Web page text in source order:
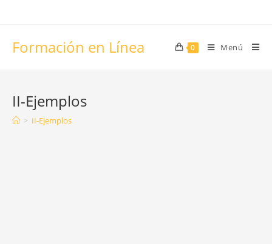
Formación en Línea 0 Menú
II-Ejemplos
> II-Ejemplos